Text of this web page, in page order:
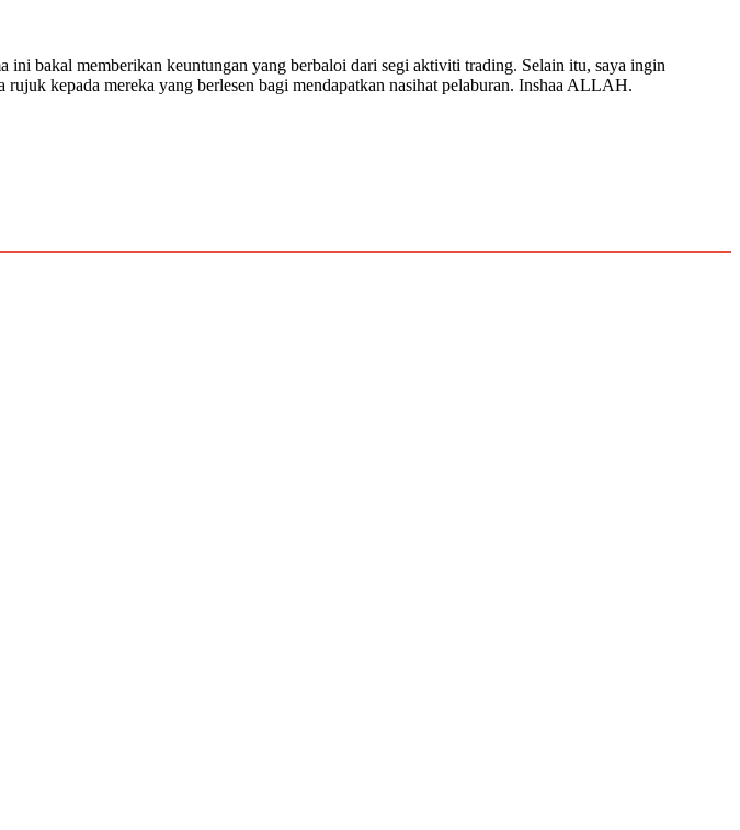
ini bakal memberikan keuntungan yang berbaloi dari segi aktiviti trading. Selain itu, saya ingin
kepada mereka yang berlesen bagi mendapatkan nasihat pelaburan. Inshaa ALLAH.